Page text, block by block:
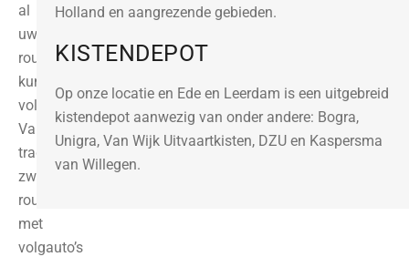
al
uw
rouwvervoersbehoeften
kunnen
voldoen.
Van
traditionele
zwarte
rouwauto
met
volgauto’s
Holland en aangrezende gebieden.
KISTENDEPOT
Op onze locatie en Ede en Leerdam is een uitgebreid
kistendepot aanwezig van onder andere: Bogra,
Unigra, Van Wijk Uitvaartkisten, DZU en Kaspersma
van Willegen.